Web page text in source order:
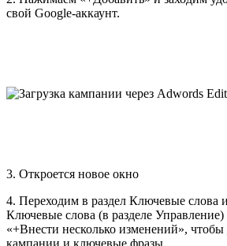
свой Google-аккаунт.
3. Откроется новое окно
4. Переходим в раздел Ключевые слова
Ключевые слова (в разделе
«+Внести несколько изменений», чтобы
кампании и ключевые фразы.